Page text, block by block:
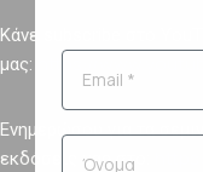
Κάνε subscribe στο
μας:
Ενημερώσου για τα
εκδόσεις μας στο: